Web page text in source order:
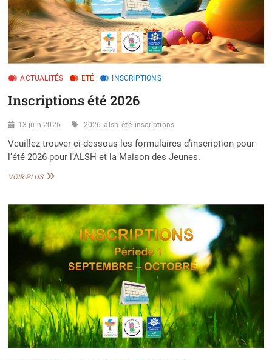
ACTUALITÉS ETÉ INSCRIPTIONS
Inscriptions été 2026
13 juin 2026 2026 alsh été inscriptions
Veuillez trouver ci-dessous les formulaires d’inscription pour
l’été 2026 pour l’ALSH et la Maison des Jeunes.
VOIR PLUSINSCRIPTIONS